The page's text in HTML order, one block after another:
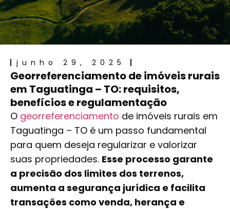
junho 29, 2025
Georreferenciamento de imóveis rurais
em Taguatinga – TO: requisitos,
benefícios e regulamentação
O georreferenciamento de imóveis rurais em
Taguatinga – TO é um passo fundamental
para quem deseja regularizar e valorizar
suas propriedades. Esse processo garante
a precisão dos limites dos terrenos,
aumenta a segurança jurídica e facilita
transações como venda, herança e